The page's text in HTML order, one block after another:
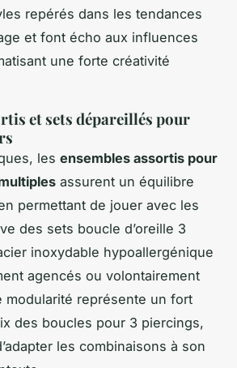
repérés dans les tendances
et font écho aux influences
une forte créativité
et sets dépareillés pour
les ensembles assortis pour
assurent un équilibre
permettant de jouer avec les
des sets boucle d’oreille 3
inoxydable hypoallergénique
agencés ou volontairement
modularité représente un fort
des boucles pour 3 piercings,
les combinaisons à son